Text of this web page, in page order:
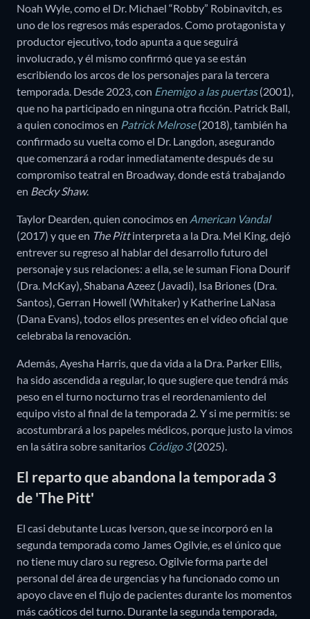
Noah Wyle, como el Dr. Michael “Robby” Robinavitch, es
uno de los regresos más esperados. Como protagonista y
productor ejecutivo, todo apunta a que seguirá
involucrado, y él mismo confirmó que ya se están
escribiendo los arcos de los personajes para la tercera
temporada. Desde 2023, con Enemigo a las puertas(2001),
que no ha participado en ninguna otra ficción. Patrick Ball,
a quien conocimos en Patrick Melrose(2018), también ha
confirmado su vuelta como el Dr. Langdon, asegurando
que comenzará a rodar inmediatamente después de su
compromiso teatral en Broadway, donde está trabajando
en Becky Shaw.
Taylor Dearden, quien conocimos en American Vandal
(2017) y que en The Pittinterpreta a la Dra. Mel King, dejó
entrever su regreso al hablar del desarrollo futuro del
personaje y sus relaciones: a ella, se le suman Fiona Dourif
(Dra. McKay), Shabana Azeez (Javadi), Isa Briones (Dra.
Santos), Gerran Howell (Whitaker) y Katherine LaNasa
(Dana Evans), todos ellos presentes en el vídeo oficial que
celebraba la renovación.
Además, Ayesha Harris, que da vida a la Dra. Parker Ellis,
ha sido ascendida a regular, lo que sugiere que tendrá más
peso en el turno nocturno tras el reordenamiento del
equipo visto al final de la temporada 2. Y si me permitís: se
acostumbrará a los papeles médicos, porque justo la vimos
en la sátira sobre sanitarios Código 3(2025).
El reparto que abandona la temporada 3
de 'The Pitt'
El casi debutante Lucas Iverson, que se incorporó en la
segunda temporada como James Ogilvie, es el único que
no tiene muy claro su regreso. Ogilvie forma parte del
personal del área de urgencias y ha funcionado como un
apoyo clave en el flujo de pacientes durante los momentos
más caóticos del turno. Durante la segunda temporada,